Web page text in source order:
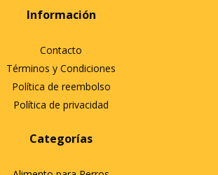
Información
Contacto
Términos y Condiciones
Política de reembolso
Política de privacidad
Categorías